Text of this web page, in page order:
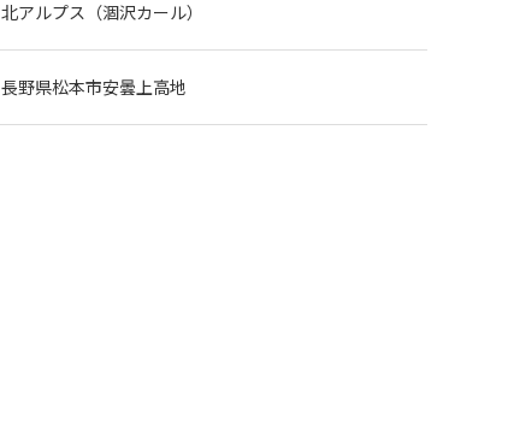
北アルプス（涸沢カール）
長野県松本市安曇上高地